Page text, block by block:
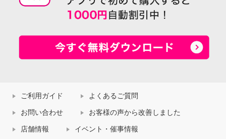
ご利用ガイド よくあるご質問
お問い合わせ お客様の声から改善しました
店舗情報 イベント・催事情報